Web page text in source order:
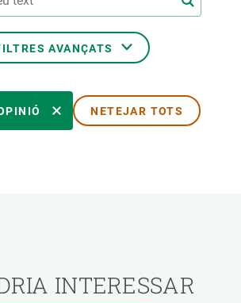
AVANÇATS
NETEJAR TOTS
INTERESSAR